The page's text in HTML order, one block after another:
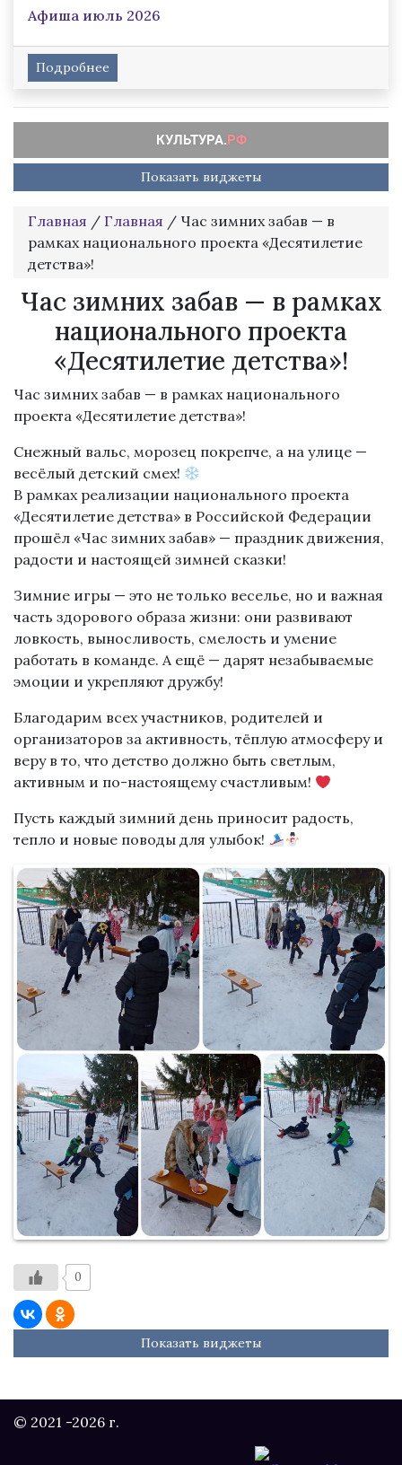
Афиша июль 2026
Подробнее
Показать виджеты
Главная / Главная / Час зимних забав — в
рамках национального проекта «Десятилетие
детства»!
Час зимних забав — в рамках
национального проекта
«Десятилетие детства»!
Час зимних забав — в рамках национального
проекта «Десятилетие детства»!
Снежный вальс, морозец покрепче, а на улице —
весёлый детский смех!
В рамках реализации национального проекта
«Десятилетие детства» в Российской Федерации
прошёл «Час зимних забав» — праздник движения,
радости и настоящей зимней сказки!
Зимние игры — это не только веселье, но и важная
часть здорового образа жизни: они развивают
ловкость, выносливость, смелость и умение
работать в команде. А ещё — дарят незабываемые
эмоции и укрепляют дружбу!
Благодарим всех участников, родителей и
организаторов за активность, тёплую атмосферу и
веру в то, что детство должно быть светлым,
активным и по-настоящему счастливым!
Пусть каждый зимний день приносит радость,
тепло и новые поводы для улыбок!
0
Показать виджеты
© 2021 -2026 г.